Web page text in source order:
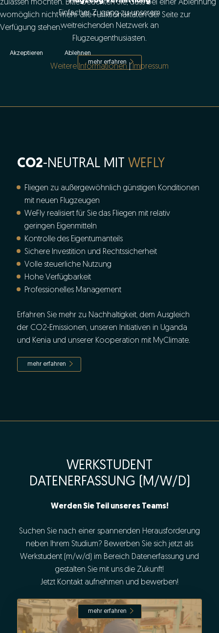
Einfacher Zugang zu unserem
weitreichenden Netzwerk an
Flugzeugenthusiasten.
mehr erfahren
CO2-NEUTRAL MIT WEFLY
Fliegen zu außergewöhnlich günstigen Konditionen
mit neuen Flugzeugen
WeFly realisiert für Sie das Fliegen mit relativ
geringen Eigenmitteln
Kontrolle des Eigentumanteils
Sichere Investition und Rechtssicherheit
Volle steuerliche Nutzung
Hohe Verfügbarkeit
Professionelles Management
Erfahren Sie mehr zu Nachhaltigkeit, dem Ausgleich
der CO2-Emissionen, unseren Initiativen in Uganda
und Kenia und unserer Kooperation mit MyClimate.
mehr erfahren
WERKSTUDENT
DATENERFASSUNG (M/W/D)
Werden Sie Teil unseres Teams!
Suchen Sie nach einer spannenden Herausforderung
neben Ihrem Studium? Bewerben Sie sich jetzt als
Werkstudent (m/w/d) im Bereich Datenerfassung und
gestalten Sie mit uns die Zukunft!
Jetzt Kontakt aufnehmen und bewerben!
mehr erfahren
zulassen möchten. Bitte beachten Sie, dass bei einer Ablehnung
womöglich nicht mehr alle Funktionalitäten der Seite zur
Verfügung stehen.
Akzeptieren Ablehnen
Weitere Informationen | Impressum